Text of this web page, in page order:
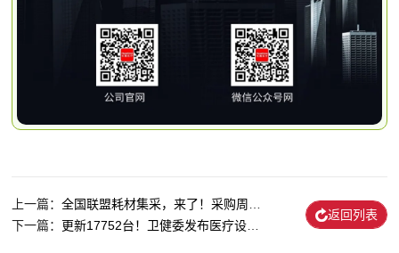
上一篇：全国联盟耗材集采，来了！采购周期为2年
下一篇： 更新17752台！卫健委发布医疗设备配置指令
返回列表